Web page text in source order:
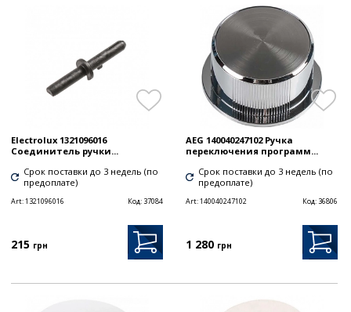
Electrolux 1321096016
Соединитель ручки...
Срок поставки до 3 недель (по
предоплате)
Art:1321096016 Код: 37084
215 грн
AEG 140040247102 Ручка
переключения программ...
Срок поставки до 3 недель (по
предоплате)
Art:140040247102 Код: 36806
1 280 грн